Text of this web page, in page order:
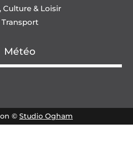
Culture & Loisir
Transport
Météo
© Studio Ogham